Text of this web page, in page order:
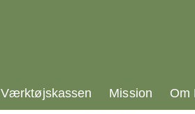
24.0:
Værktøjskassen 25.0:
Mission Om